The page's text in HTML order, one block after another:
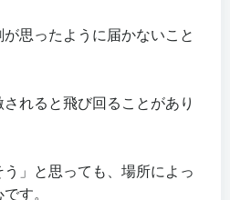
思ったように届かないこと
れると飛び回ることがあり
う」と思っても、場所によっ
す。